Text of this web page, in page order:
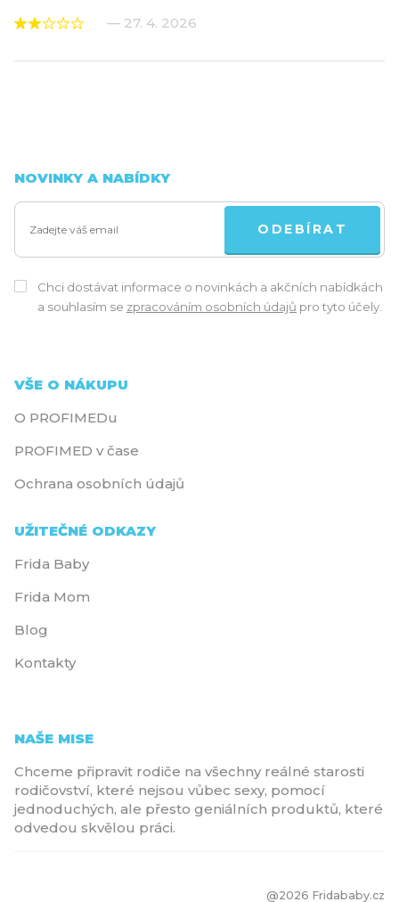
— 27. 4. 2026
NOVINKY A NABÍDKY
ODEBÍRAT
Chci dostávat informace o novinkách a akčních nabídkách
a souhlasím se zpracováním osobních údajů pro tyto účely.
VŠE O NÁKUPU
O PROFIMEDu
PROFIMED v čase
Ochrana osobních údajů
UŽITEČNÉ ODKAZY
Frida Baby
Frida Mom
Blog
Kontakty
NAŠE MISE
Chceme připravit rodiče na všechny reálné starosti
rodičovství, které nejsou vůbec sexy, pomocí
jednoduchých, ale přesto geniálních produktů, které
odvedou skvělou práci.
@2026 Fridababy.cz